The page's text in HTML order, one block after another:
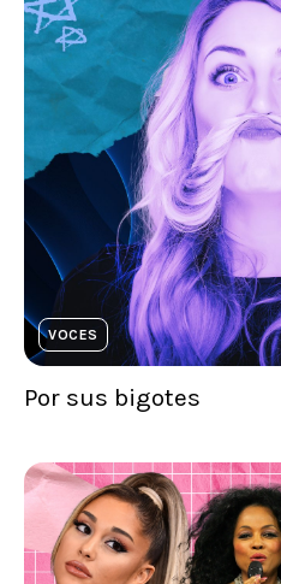
VOCES
Por sus bigotes